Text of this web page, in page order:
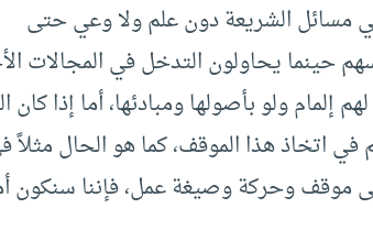
الشريعة دون علم ولا وعي حتى
حينما يحاولون التدخل في المجالات
ولو بأصولها ومبادئها، أما إذا كان
اتخاذ هذا الموقف، كما هو الحال مثلاً
موقف وحركة وصيغة عمل، فإننا سنكون